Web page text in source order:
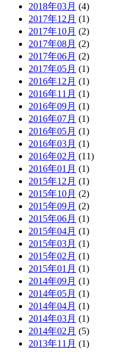
2018年03月 (4)
2017年12月 (1)
2017年10月 (2)
2017年08月 (2)
2017年06月 (2)
2017年05月 (1)
2016年12月 (1)
2016年11月 (1)
2016年09月 (1)
2016年07月 (1)
2016年05月 (1)
2016年03月 (1)
2016年02月 (11)
2016年01月 (1)
2015年12月 (1)
2015年10月 (2)
2015年09月 (2)
2015年06月 (1)
2015年04月 (1)
2015年03月 (1)
2015年02月 (1)
2015年01月 (1)
2014年09月 (1)
2014年05月 (1)
2014年04月 (1)
2014年03月 (1)
2014年02月 (5)
2013年11月 (1)